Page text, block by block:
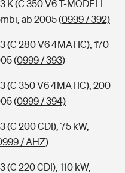
(C 350 V6 T-MODELL
ab 2005(0999 / 392)
(C 280 V6 4MATIC), 170
(0999 / 393)
(C 350 V6 4MATIC), 200
(0999 / 394)
(C 200 CDI), 75 kW,
/ AHZ)
220 CDI), 110 kW,